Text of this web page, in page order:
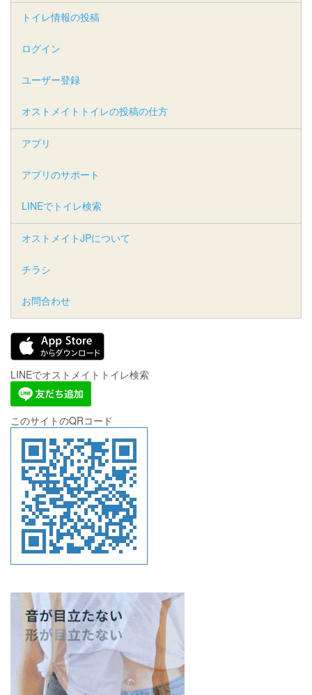
トイレ情報の投稿
ログイン
ユーザー登録
オストメイトトイレの投稿の仕方
アプリ
アプリのサポート
LINEでトイレ検索
オストメイトJPについて
チラシ
お問合わせ
LINEでオストメイトトイレ検索
このサイトのQRコード